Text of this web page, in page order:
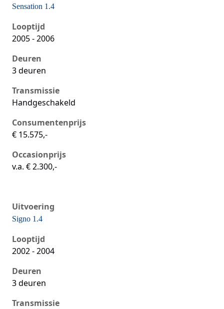
Seat Ibiza iii, 1.4, 74 kW, Benzine, 3 deuren
Sensation 1.4
Looptijd
2005 - 2006
Deuren
3 deuren
Transmissie
Handgeschakeld
Consumentenprijs
€ 15.575,-
Occasionprijs
v.a. € 2.300,-
Uitvoering
Seat Ibiza iii, 1.4, 74 kW, Benzine, 3 deuren
Signo 1.4
Looptijd
2002 - 2004
Deuren
3 deuren
Transmissie